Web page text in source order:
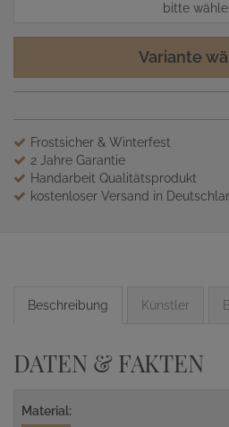
bitte
Variante
Frostsicher & Winterfest
2 Jahre Garantie
Handarbeit Qualitätsprodukt
kostenloser Versand in
Beschreibung Künstler
DATEN & FAKTEN
Material: